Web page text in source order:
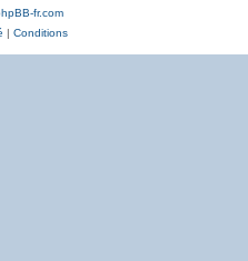
fr.com
| Conditions